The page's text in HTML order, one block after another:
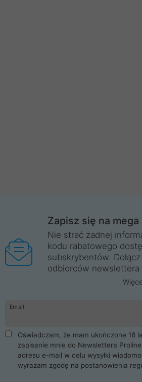
Zapisz się na mega
Nie strać żadnej
kodu rabatowego
subskrybentów.
odbiorców newslettera
Email
Oświadczam, że mam ukończone 16
zapisanie mnie do Newslettera
adresu e-mail w celu wysyłki
wyrażam zgodę na postanowienia